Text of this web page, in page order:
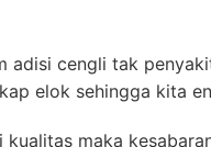
adisi cengli tak
elok sehingga kita
maka